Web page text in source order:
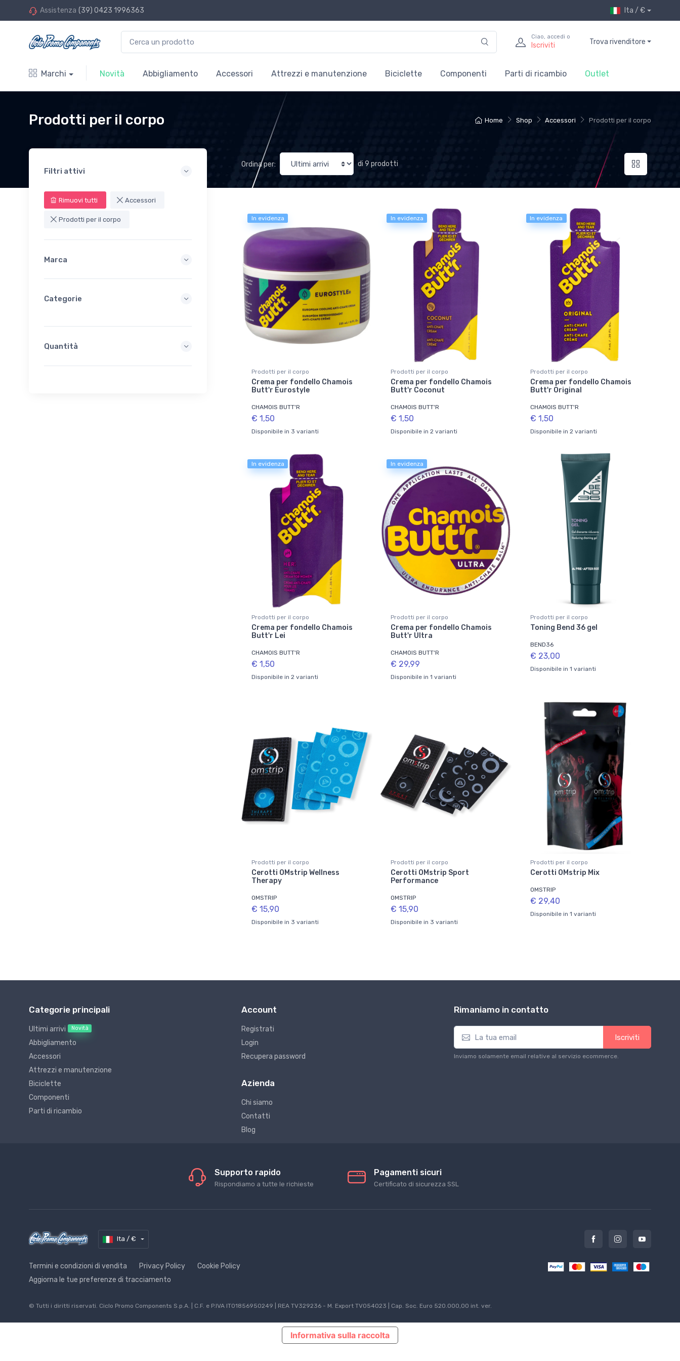
Assistenza (39) 0423 1996363 Ita / €
Ciao, accedi o
Iscriviti Trova rivenditore
Marchi Novità Abbigliamento Accessori Attrezzi e manutenzione Biciclette Componenti Parti di ricambio Outlet
Home Shop Accessori Prodotti per il corpo
Prodotti per il corpo
Filtri attivi
Rimuovi tutti Accessori
Prodotti per il corpo
Marca
Categorie
Quantità
Ordina per: di 9 prodotti
In evidenza
Prodotti per il corpo
Crema per fondello Chamois
Butt'r Eurostyle
CHAMOIS BUTT'R
€ 1,50
Disponibile in 3 varianti
In evidenza
Prodotti per il corpo
Crema per fondello Chamois
Butt'r Coconut
CHAMOIS BUTT'R
€ 1,50
Disponibile in 2 varianti
In evidenza
Prodotti per il corpo
Crema per fondello Chamois
Butt'r Original
CHAMOIS BUTT'R
€ 1,50
Disponibile in 2 varianti
In evidenza
Prodotti per il corpo
Crema per fondello Chamois
Butt'r Lei
CHAMOIS BUTT'R
€ 1,50
Disponibile in 2 varianti
In evidenza
Prodotti per il corpo
Crema per fondello Chamois
Butt'r Ultra
CHAMOIS BUTT'R
€ 29,99
Disponibile in 1 varianti
Prodotti per il corpo
Toning Bend 36 gel
BEND36
€ 23,00
Disponibile in 1 varianti
Prodotti per il corpo
Cerotti OMstrip Wellness
Therapy
OMSTRIP
€ 15,90
Disponibile in 3 varianti
Prodotti per il corpo
Cerotti OMstrip Sport
Performance
OMSTRIP
€ 15,90
Disponibile in 3 varianti
Prodotti per il corpo
Cerotti OMstrip Mix
OMSTRIP
€ 29,40
Disponibile in 1 varianti
Categorie principali
Ultimi arrivi Novità
Abbigliamento
Accessori
Attrezzi e manutenzione
Biciclette
Componenti
Parti di ricambio
Account
Registrati
Login
Recupera password
Azienda
Chi siamo
Contatti
Blog
Rimaniamo in contatto
Iscriviti
Inviamo solamente email relative al servizio ecommerce.
Supporto rapido
Rispondiamo a tutte le richieste
Pagamenti sicuri
Certificato di sicurezza SSL
Ita / €
Termini e condizioni di vendita Privacy Policy
Cookie Policy
Aggiorna le tue preferenze di tracciamento
© Tutti i diritti riservati. Ciclo Promo Components S.p.A. | C.F. e P.IVA IT01856950249 | REA TV329236 - M. Export TV054023 | Cap. Soc. Euro 520.000,00 int. ver.
Informativa sulla raccolta